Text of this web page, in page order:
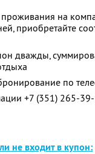
на
приобретайте
дважды,
по
+7 (351) 265-
не входит в купон: